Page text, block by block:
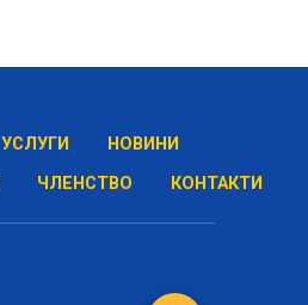
УСЛУГИ
НОВИНИ
ЧЛЕНСТВО КОНТАКТИ